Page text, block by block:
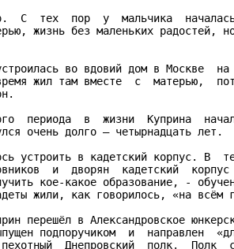
С  тех  пор  у  мальчика
жизнь без маленьких радостей,
во вдовий дом в Москве
жил там вместе  с  матерью,
периода  в  жизни  Куприна
очень долго – четырнадцать лет.
устроить в кадетский корпус. В
и  дворян  кадетский
кое-какое образование, -
жили, как говорилось, «на всём
перешёл в Александровское
подпоручиком  и  направлен
Днепровский  полк.  Полк